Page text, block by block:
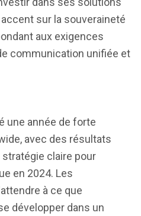
sur la souveraineté
aux exigences
communication unifiée et
une année de forte
avec des résultats
claire pour
en 2024. Les
à ce que
développer dans un